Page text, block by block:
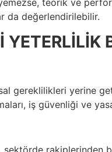
teorik ve
da değerlendirilebilir.
YETERLİLİK
gereklilikleri yerine
iş güvenliği ve
rakiplerinden